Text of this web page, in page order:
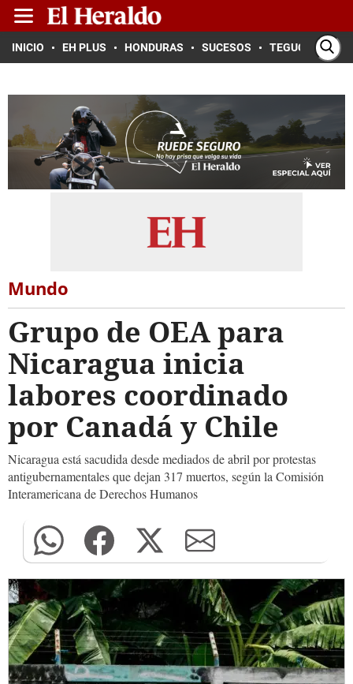
INICIO EH PLUS HONDURAS SUCESOS TEGUCIGALPA
Mundo
Grupo de OEA para
Nicaragua inicia
labores coordinado
por Canadá y Chile
Nicaragua está sacudida desde mediados de abril por protestas
antigubernamentales que dejan 317 muertos, según la Comisión
Interamericana de Derechos Humanos